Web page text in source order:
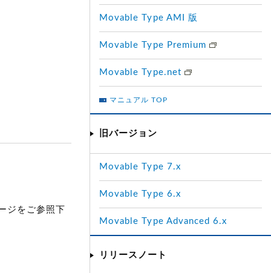
ジをご参照下
Movable Type AMI 版
Movable Type Premium
Movable Type.net
マニュアル TOP
旧バージョン
Movable Type 7.x
Movable Type 6.x
Movable Type Advanced 6.x
リリースノート